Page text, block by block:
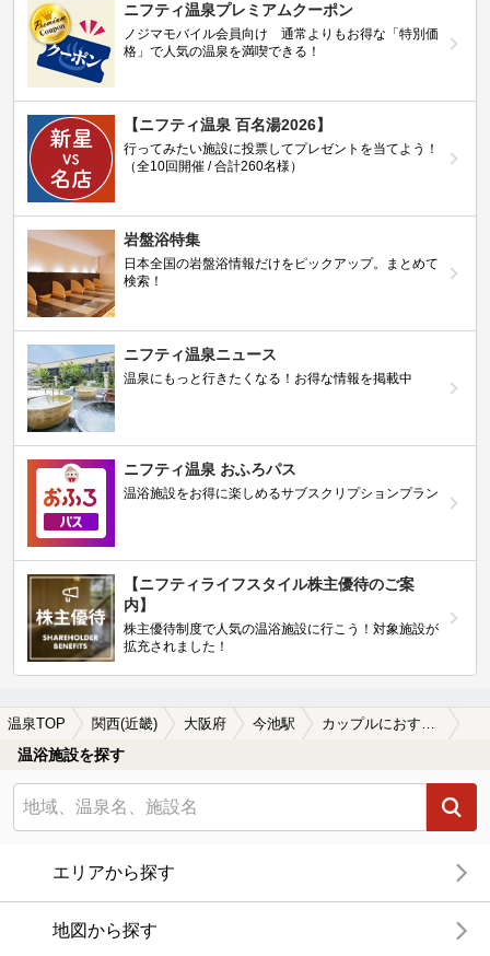
ニフティ温泉プレミアムクーポン
ノジマモバイル会員向け 通常よりもお得な「特別価
格」で人気の温泉を満喫できる！
【ニフティ温泉 百名湯2026】
行ってみたい施設に投票してプレゼントを当てよう！
（全10回開催 / 合計260名様）
岩盤浴特集
日本全国の岩盤浴情報だけをピックアップ。まとめて
検索！
ニフティ温泉ニュース
温泉にもっと行きたくなる！お得な情報を掲載中
ニフティ温泉 おふろパス
温浴施設をお得に楽しめるサブスクリプションプラン
【ニフティライフスタイル株主優待のご案
内】
株主優待制度で人気の温浴施設に行こう！対象施設が
拡充されました！
温泉TOP 関西(近畿) 大阪府 今池駅 カップルにおすすめの今池駅近くの温泉、日帰り温泉、スーパー銭湯おすすめ
温浴施設を探す
エリアから探す
地図から探す